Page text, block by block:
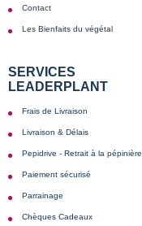
Contact
Les Bienfaits du végétal
SERVICES
LEADERPLANT
Frais de Livraison
Livraison & Délais
Pepidrive - Retrait à la pépinière
Paiement sécurisé
Parrainage
Chèques Cadeaux